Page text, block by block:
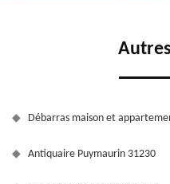
Débarras maison et
Antiquaire Puymaurin 31230